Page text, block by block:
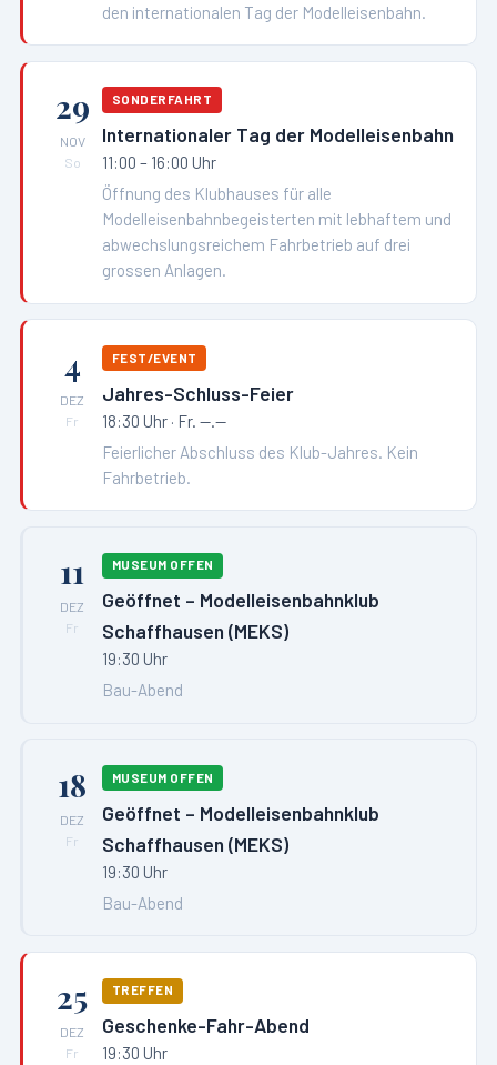
den internationalen Tag der Modelleisenbahn.
29
NOV
So
SONDERFAHRT
Internationaler Tag der Modelleisenbahn
11:00 – 16:00 Uhr
Öffnung des Klubhauses für alle
Modelleisenbahnbegeisterten mit lebhaftem und
abwechslungsreichem Fahrbetrieb auf drei
grossen Anlagen.
4
DEZ
Fr
FEST/EVENT
Jahres-Schluss-Feier
18:30 Uhr · Fr. --.--
Feierlicher Abschluss des Klub-Jahres. Kein
Fahrbetrieb.
11
DEZ
Fr
MUSEUM OFFEN
Geöffnet – Modelleisenbahnklub
Schaffhausen (MEKS)
19:30 Uhr
Bau-Abend
18
DEZ
Fr
MUSEUM OFFEN
Geöffnet – Modelleisenbahnklub
Schaffhausen (MEKS)
19:30 Uhr
Bau-Abend
25
DEZ
Fr
TREFFEN
Geschenke-Fahr-Abend
19:30 Uhr